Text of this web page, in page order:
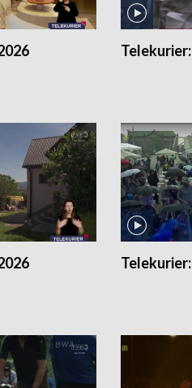
Telekurier:
Telekurier: